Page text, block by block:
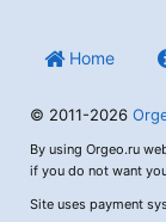
Home
© 2011-2026
By using Orgeo.ru
if you do not want
Site uses payment